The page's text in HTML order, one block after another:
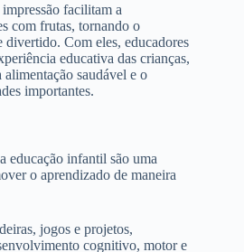
facilitam a
com frutas, tornando o
divertido. Com eles, educadores
educativa das crianças,
saudável e o
importantes.
educação infantil são uma
o aprendizado de maneira
jogos e projetos,
cognitivo, motor e